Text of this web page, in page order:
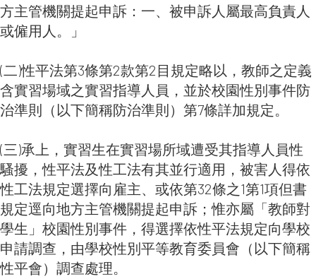
方主管機關提起申訴：一、被申訴人屬最高負責人
或僱用人。」
(二)性平法第3條第2款第2目規定略以，教師之定義
含實習場域之實習指導人員，並於校園性別事件防
治準則（以下簡稱防治準則）第7條詳加規定。
(三)承上，實習生在實習場所域遭受其指導人員性
騷擾，性平法及性工法有其並行適用，被害人得依
性工法規定選擇向雇主、或依第32條之1第1項但書
規定逕向地方主管機關提起申訴；惟亦屬「教師對
學生」校園性別事件，得選擇依性平法規定向學校
申請調查，由學校性別平等教育委員會（以下簡稱
性平會）調查處理。